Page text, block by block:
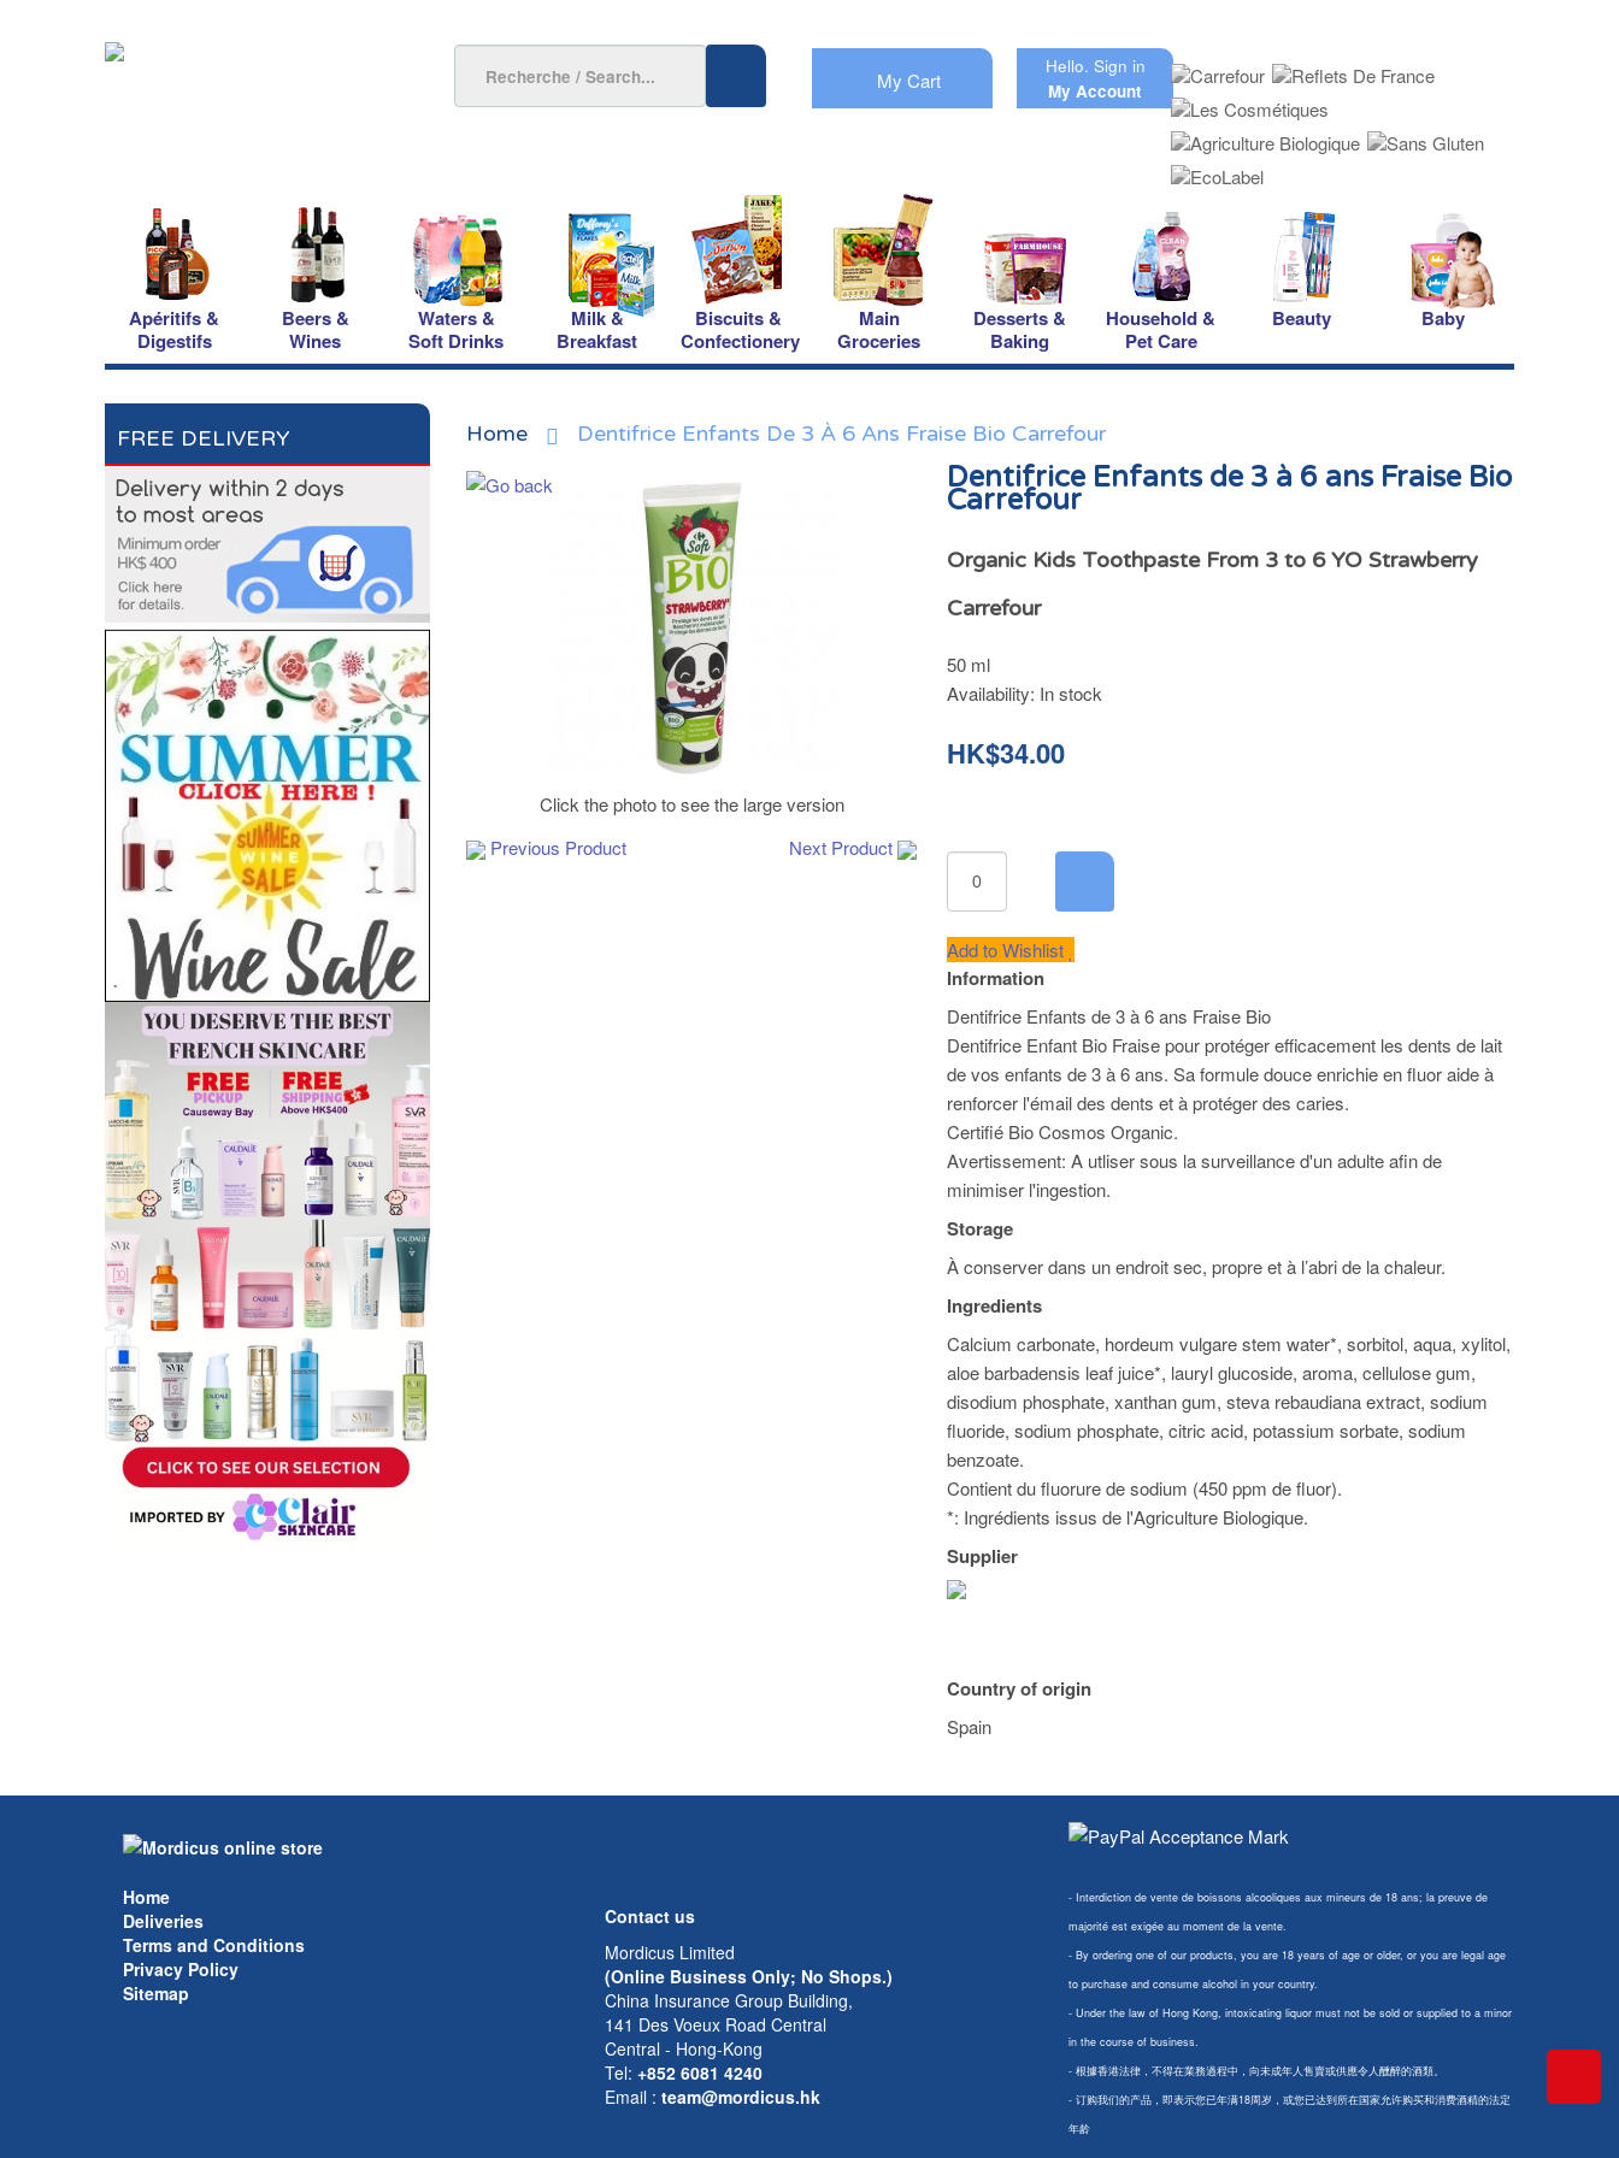
My Cart
Hello. Sign in
My Account
Apéritifs &
Digestifs
Beers &
Wines
Waters &
Soft Drinks
Milk &
Breakfast
Biscuits &
Confectionery
Main
Groceries
Desserts &
Baking
Household &
Pet Care
Beauty Baby
FREE DELIVERY Home Dentifrice Enfants De 3 À 6 Ans Fraise Bio Carrefour
Click the photo to see the large version
Previous Product
Next Product
Dentifrice Enfants de 3 à 6 ans Fraise Bio
Carrefour
Organic Kids Toothpaste From 3 to 6 YO Strawberry
Carrefour
50 ml
Availability: In stock
HK$34.00
Add to Wishlist
Information
Dentifrice Enfants de 3 à 6 ans Fraise Bio
Dentifrice Enfant Bio Fraise pour protéger efficacement les dents de lait
de vos enfants de 3 à 6 ans. Sa formule douce enrichie en fluor aide à
renforcer l'émail des dents et à protéger des caries.
Certifié Bio Cosmos Organic.
Avertissement: A utliser sous la surveillance d'un adulte afin de
minimiser l'ingestion.
Storage
À conserver dans un endroit sec, propre et à l’abri de la chaleur.
Ingredients
Calcium carbonate, hordeum vulgare stem water*, sorbitol, aqua, xylitol,
aloe barbadensis leaf juice*, lauryl glucoside, aroma, cellulose gum,
disodium phosphate, xanthan gum, steva rebaudiana extract, sodium
fluoride, sodium phosphate, citric acid, potassium sorbate, sodium
benzoate.
Contient du fluorure de sodium (450 ppm de fluor).
*: Ingrédients issus de l'Agriculture Biologique.
Supplier
Country of origin
Spain
Home
Deliveries
Terms and Conditions
Privacy Policy
Sitemap
Contact us
Mordicus Limited
(Online Business Only; No Shops.)
China Insurance Group Building,
141 Des Voeux Road Central
Central - Hong-Kong
Tel: +852 6081 4240
Email : team@mordicus.hk
- Interdiction de vente de boissons alcooliques aux mineurs de 18 ans; la preuve de
majorité est exigée au moment de la vente.
- By ordering one of our products, you are 18 years of age or older, or you are legal age
to purchase and consume alcohol in your country.
- Under the law of Hong Kong, intoxicating liquor must not be sold or supplied to a minor
in the course of business.
- 根據香港法律，不得在業務過程中，向未成年人售賣或供應令人醺醉的酒類。
- 订购我们的产品，即表示您已年满18周岁，或您已达到所在国家允许购买和消费酒精的法定
年龄